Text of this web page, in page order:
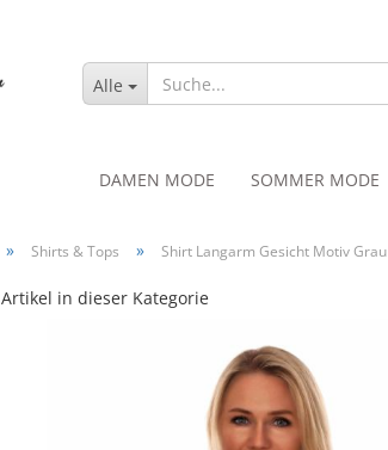
Alle
DAMEN MODE SOMMER MODE
» Shirts & Tops » Shirt Langarm Gesicht Motiv Grau
Artikel in dieser Kategorie